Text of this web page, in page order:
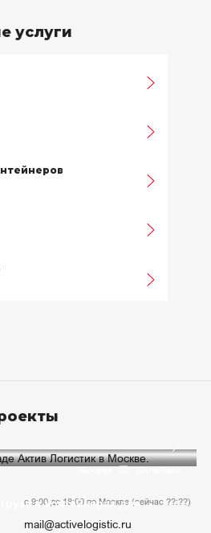
услуги
в контейнерах для
с 9:00 до 18:00 по Москве (сейчас ??:??)
mail@activelogistic.ru